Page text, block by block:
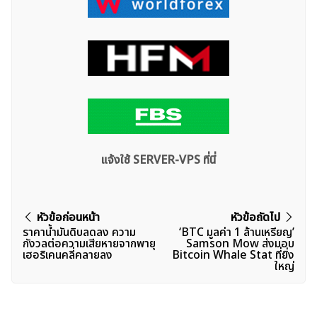
แจ้งใช้ SERVER-VPS ที่นี่
แนะแนว
เรื่อง
หัวข้อก่อนหน้า
ราคาน้ำมันดิบลดลง ความ
กังวลต่อความเสียหายจากพายุ
เฮอริเคนคลี่คลายลง
หัวข้อถัดไป
‘BTC มูลค่า 1 ล้านเหรียญ’
Samson Mow ส่งมอบ
Bitcoin Whale Stat ที่ยิ่ง
ใหญ่